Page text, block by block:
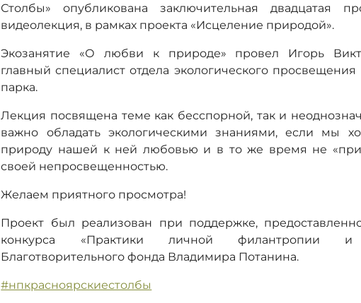
Столбы» опубликована заключительная двадцатая
видеолекция, в рамках проекта «Исцеление природой».
Экозанятие «О любви к природе» провел Игорь
главный специалист отдела экологического просвещения
парка.
Лекция посвящена теме как бесспорной, так и
важно обладать экологическими знаниями, если мы
природу нашей к ней любовью и в то же время не
своей непросвещенностью.
Желаем приятного просмотра!
Проект был реализован при поддержке,
конкурса «Практики личной филантропии и
Благотворительного фонда Владимира Потанина.
#нпкрасноярскиестолбы